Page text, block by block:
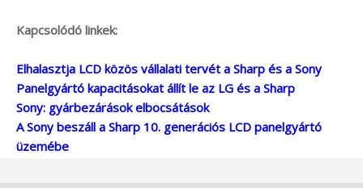
Kapcsolódó linkek:
Elhalasztja LCD közös vállalati tervét a Sharp és a Sony
Panelgyártó kapacitásokat állít le az LG és a Sharp
Sony: gyárbezárások elbocsátások
A Sony beszáll a Sharp 10. generációs LCD panelgyártó
üzemébe